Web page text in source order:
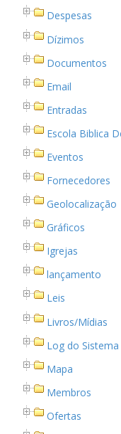
Despesas
Dízimos
Documentos
Email
Entradas
Escola Biblica
Eventos
Fornecedores
Geolocalização
Gráficos
Igrejas
lançamento
Leis
Livros/Mídias
Log do Sistema
Mapa
Membros
Ofertas